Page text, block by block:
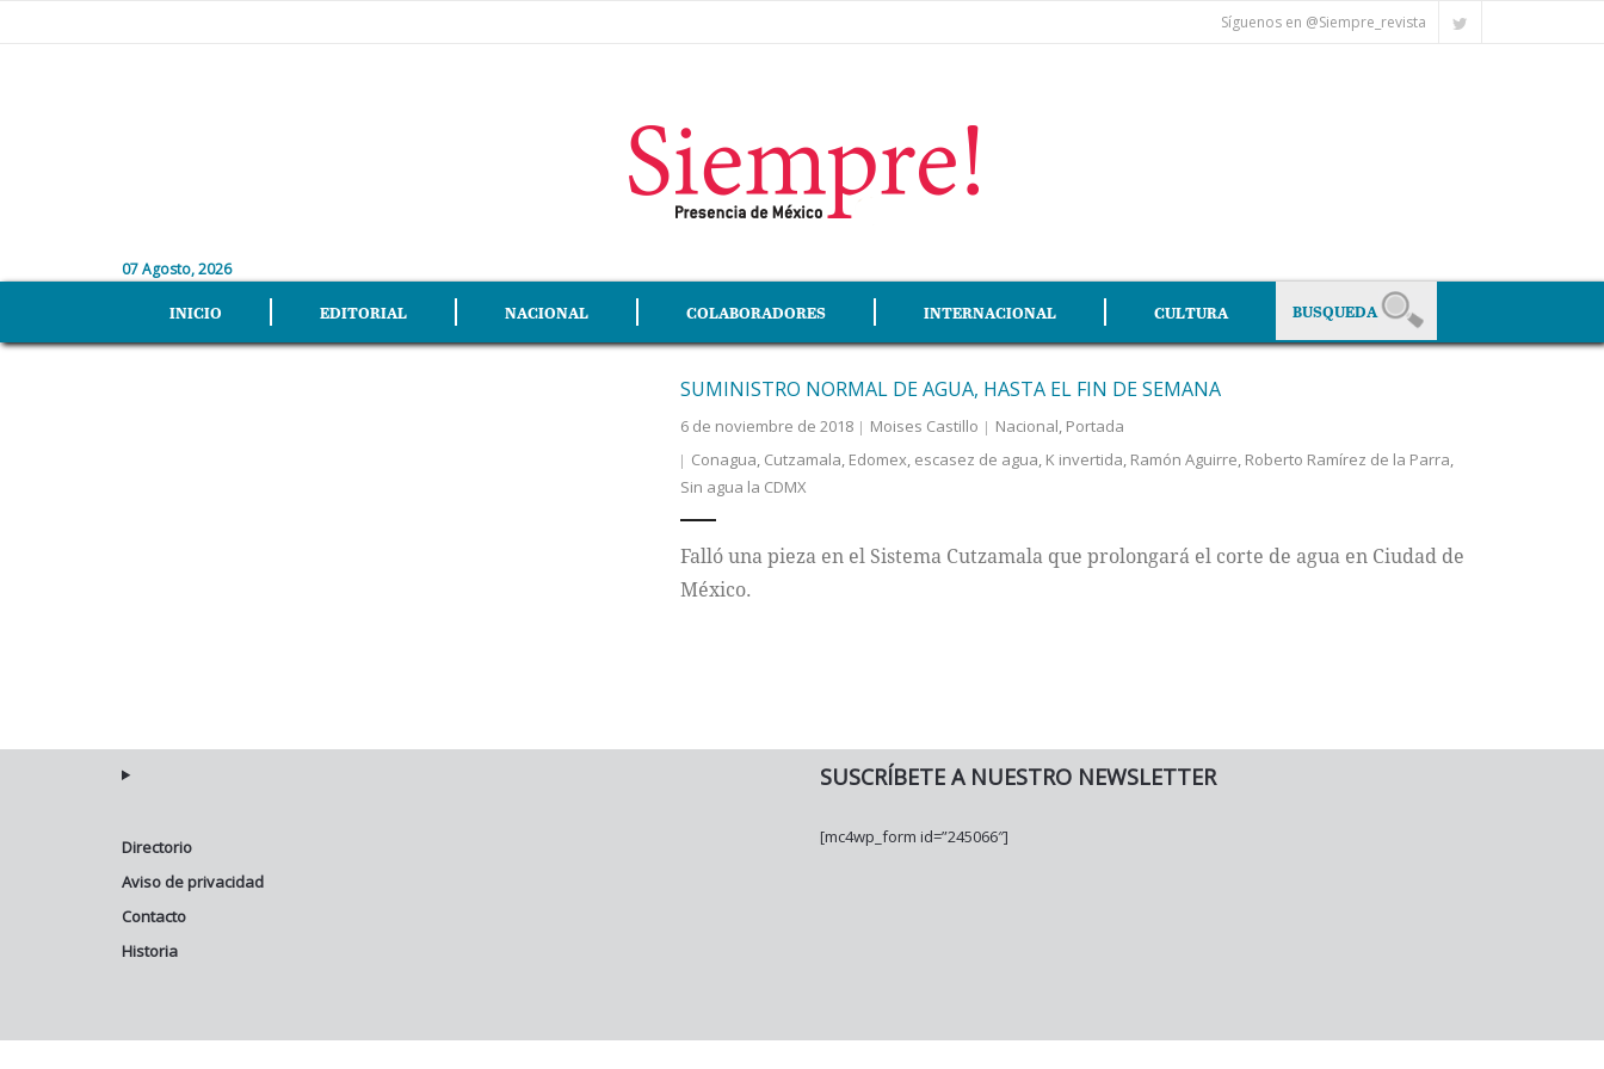
Síguenos en @Siempre_revista
07 Agosto, 2026
INICIO EDITORIAL NACIONAL COLABORADORES INTERNACIONAL CULTURA
SUMINISTRO NORMAL DE AGUA, HASTA EL FIN DE SEMANA
6 de noviembre de 2018 Moises Castillo Nacional, Portada
Conagua, Cutzamala, Edomex, escasez de agua, K invertida, Ramón Aguirre, Roberto Ramírez de la Parra,
Sin agua la CDMX
Falló una pieza en el Sistema Cutzamala que prolongará el corte de agua en Ciudad de
México.
Directorio
Aviso de privacidad
Contacto
Historia
SUSCRÍBETE A NUESTRO NEWSLETTER
[mc4wp_form id=”245066″]